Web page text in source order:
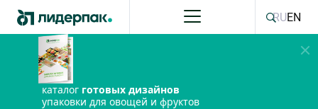
каталог готовых дизайнов
упаковки для овощей и фруктов
RUEN